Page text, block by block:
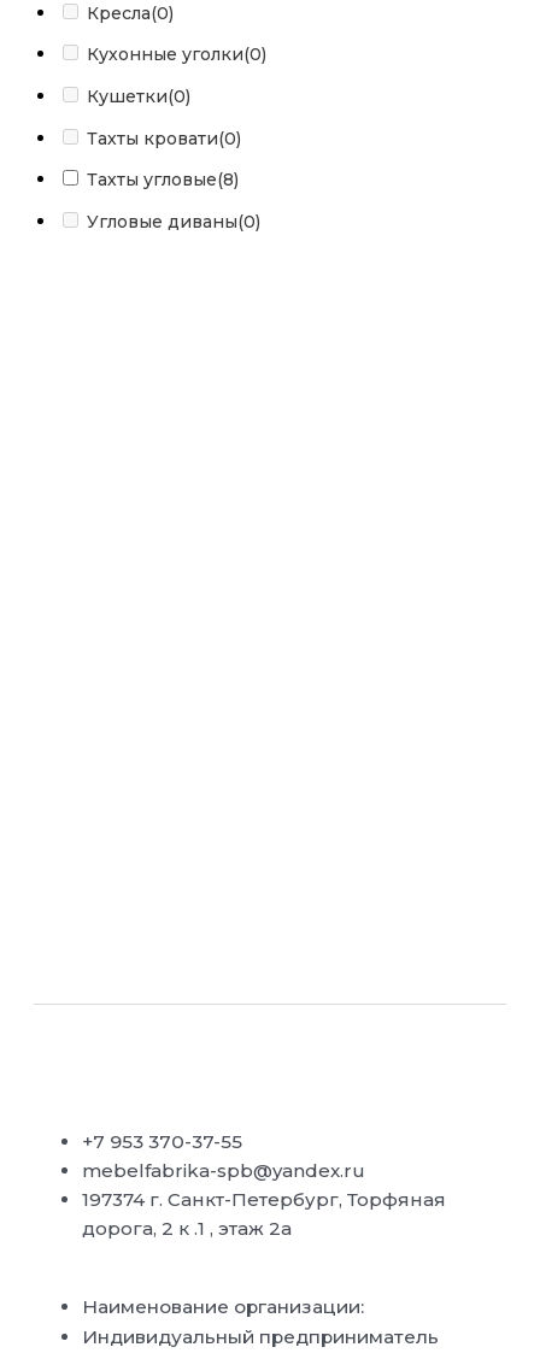
Кресла(0)
Кухонные уголки(0)
Кушетки(0)
Тахты кровати(0)
Тахты угловые(8)
Угловые диваны(0)
+7 953 370-37-55
mebelfabrika-spb@yandex.ru
197374 г. Санкт-Петербург, Торфяная
дорога, 2 к .1 , этаж 2а
Наименование организации:
Индивидуальный предприниматель